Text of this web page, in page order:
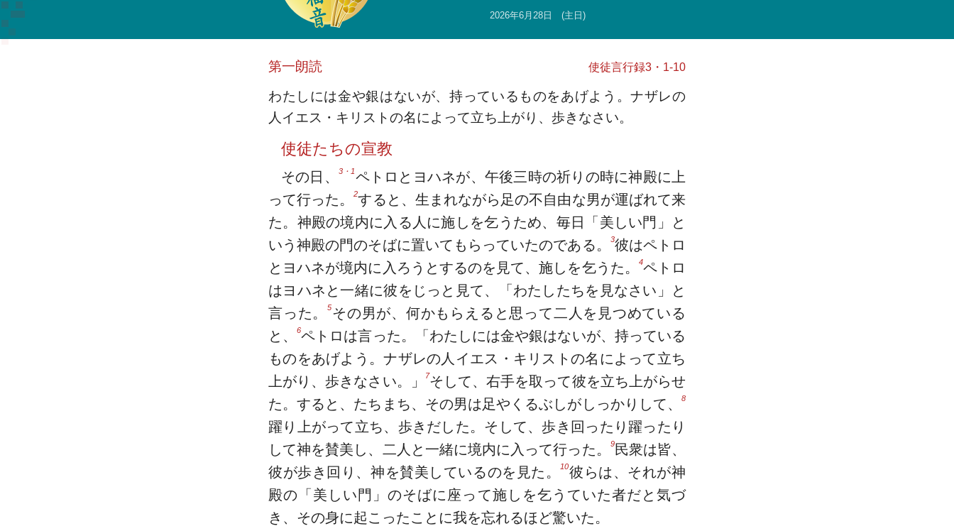
2026年6月28日 (主日)
第一朗読 使徒言行録3・1-10
わたしには金や銀はないが、持っているものをあげよう。ナザレの
人イエス・キリストの名によって立ち上がり、歩きなさい。
使徒たちの宣教
その日、 3・1ペトロとヨハネが、午後三時の祈りの時に神殿に上
って行った。2すると、生まれながら足の不自由な男が運ばれて来
た。神殿の境内に入る人に施しを乞うため、毎日「美しい門」と
いう神殿の門のそばに置いてもらっていたのである。
3彼はペトロ
とヨハネが境内に入ろうとするのを見て、施しを乞うた。
4ペトロ
はヨハネと一緒に彼をじっと見て、「わたしたちを見なさい」と
言った。5その男が、何かもらえると思って二人を見つめている
と、6ペトロは言った。「わたしには金や銀はないが、持っている
ものをあげよう。ナザレの人イエス・キリストの名によって立ち
上がり、歩きなさい。」
7そして、右手を取って彼を立ち上がらせ
た。すると、たちまち、その男は足やくるぶしがしっかりして、
8
躍り上がって立ち、歩きだした。そして、歩き回ったり躍ったり
して神を賛美し、二人と一緒に境内に入って行った。
9民衆は皆、
彼が歩き回り、神を賛美しているのを見た。10彼らは、それが神
殿の「美しい門」のそばに座って施しを乞うていた者だと気づ
き、その身に起こったことに我を忘れるほど驚いた。